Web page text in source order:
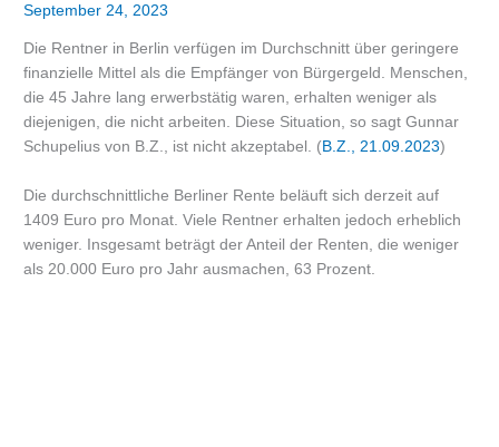
September 24, 2023
Die Rentner in Berlin verfügen im Durchschnitt über geringere
finanzielle Mittel als die Empfänger von Bürgergeld. Menschen,
die 45 Jahre lang erwerbstätig waren, erhalten weniger als
diejenigen, die nicht arbeiten. Diese Situation, so sagt Gunnar
Schupelius von B.Z., ist nicht akzeptabel. (B.Z., 21.09.2023)
Die durchschnittliche Berliner Rente beläuft sich derzeit auf
1409 Euro pro Monat. Viele Rentner erhalten jedoch erheblich
weniger. Insgesamt beträgt der Anteil der Renten, die weniger
als 20.000 Euro pro Jahr ausmachen, 63 Prozent.